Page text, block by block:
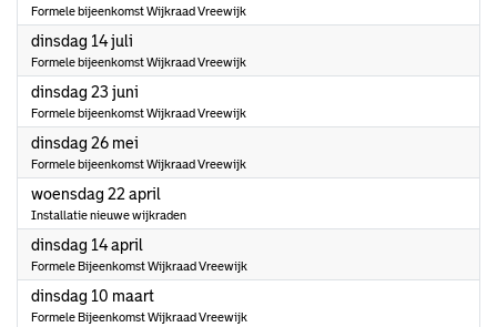
Formele bijeenkomst Wijkraad Vreewijk
dinsdag 14 juli
Formele bijeenkomst Wijkraad Vreewijk
dinsdag 23 juni
Formele bijeenkomst Wijkraad Vreewijk
dinsdag 26 mei
Formele bijeenkomst Wijkraad Vreewijk
woensdag 22 april
Installatie nieuwe wijkraden
dinsdag 14 april
Formele Bijeenkomst Wijkraad Vreewijk
dinsdag 10 maart2026
Formele Bijeenkomst Wijkraad Vreewijk